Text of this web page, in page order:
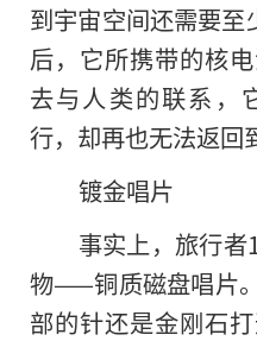
到宇宙空间还需要
后，它所携带的核
去与人类的联系，
行，却再也无法返回
镀金唱片
事实上，旅行
物——铜质磁盘唱片
部的针还是金刚石